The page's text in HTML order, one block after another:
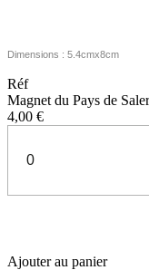
Dimensions : 5.4cmx8cm
Réf
Magnet du Pays de
4,00 €
Ajouter au panier